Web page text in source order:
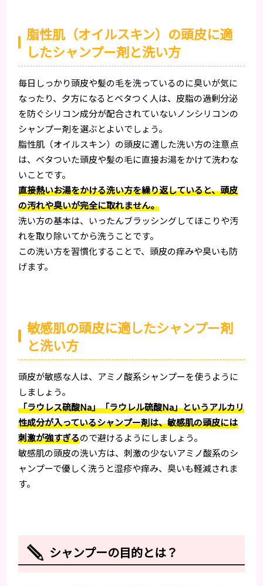
脂性肌（オイルスキン）の頭皮に適
したシャンプー剤と洗い方
毎日しっかり頭皮や髪の毛を洗っているのに臭いが気に
なったり、夕方になるとベタつく人は、皮脂の過剰分泌
を防ぐシリコン成分が配合されていないノンシリコンの
シャンプー剤を選ぶとよいでしょう。
脂性肌（オイルスキン）の頭皮に適した洗い方の注意点
は、ベタついた頭皮や髪の毛に直接お湯をかけて洗わな
いことです。
直接熱いお湯をかける洗い方を繰り返していると、頭皮
の汚れや臭いが完全に取れません。
洗い方の基本は、いったんブラッシングしてほこりや汚
れを取り除いてから洗うことです。
この洗い方を習慣化することで、頭皮の痒みや臭いも防
げます。
敏感肌の頭皮に適したシャンプー剤
と洗い方
頭皮が敏感な人は、アミノ酸系シャンプーを使うように
しましょう。
「ラウレス硫酸Na」「ラウレル硫酸Na」というアルカリ
性成分が入っているシャンプー剤は、敏感肌の頭皮には
刺激が強すぎるので避けるようにしましょう。
敏感肌の頭皮の洗い方は、刺激の少ないアミノ酸系のシ
ャンプーで優しく洗うと湿疹や痒み、臭いも軽減されま
す。
シャンプーの目的とは？